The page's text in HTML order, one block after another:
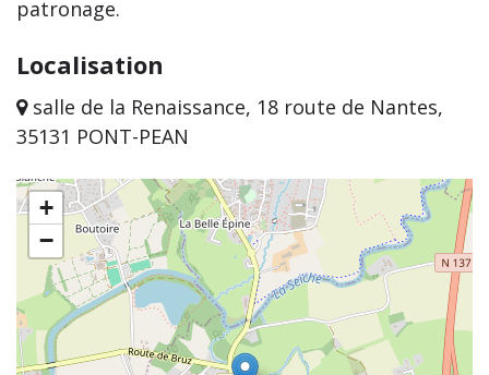
patronage.
Localisation
salle de la Renaissance, 18 route de Nantes,
35131 PONT-PEAN
+
−